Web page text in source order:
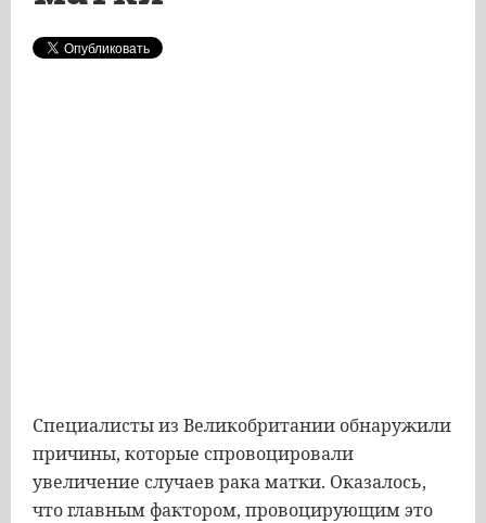
Специалисты из Великобритании обнаружили
причины, которые спровоцировали
увеличение случаев рака матки. Оказалось,
что главным фактором, провоцирующим это